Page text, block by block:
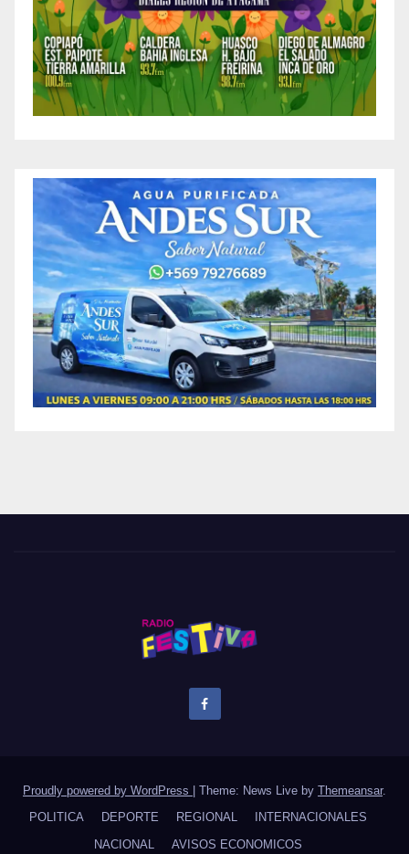
Proudly powered by WordPress Theme: News Live by Themeansar.
POLITICA
DEPORTE REGIONAL
INTERNACIONALES
NACIONAL
AVISOS ECONOMICOS